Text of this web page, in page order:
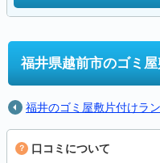
福井県越前市のゴミ
福井のゴミ屋敷片付けラ
口コミについて